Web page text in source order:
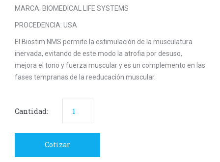
MARCA: BIOMEDICAL LIFE SYSTEMS
PROCEDENCIA: USA
El Biostim NMS permite la estimulación de la musculatura
inervada, evitando de este modo la atrofia por desuso,
mejora el tono y fuerza muscular y es un complemento en las
fases tempranas de la reeducación muscular.
Cantidad:
Cotizar